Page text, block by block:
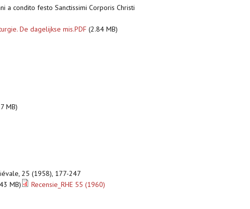
a condito festo Sanctissimi Corporis Christi
De dagelijkse mis.PDF (2.84 MB)
MB)
25 (1958), 177-247
MB)
Recensie_RHE 55 (1960)